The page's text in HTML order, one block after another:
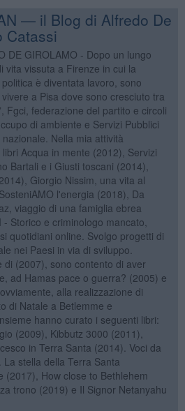
— il Blog di Alfredo De
Catassi
DE GIROLAMO - Dopo un lungo
vita vissuta a Firenze in cui la
è diventata lavoro, sono
a Pisa dove sono cresciuto tra
Fgci, federazione del partito e circoli
di ambiente e Servizi Pubblici
Nella mia attività
Acqua in mente (2012), Servizi
Bartali e i Giusti toscani (2014),
Giorgio Nissim, una vita al
l'energia (2018), Da
viaggio di una famiglia ebrea
Storico e criminologo mancato,
quotidiani online. Svolgo progetti di
nei Paesi in via di sviluppo.
(2007), sono contento di aver
ad Hamas pace o guerra? (2005) e
alla realizzazione di
di Natale a Betlemme e
hanno curato i seguenti libri:
(2009), Kibbutz 3000 (2011),
in Terra Santa (2014). Voci da
stella della Terra Santa
(2017), How close to Bethlehem
trono (2019) e Il Signor Netanyahu